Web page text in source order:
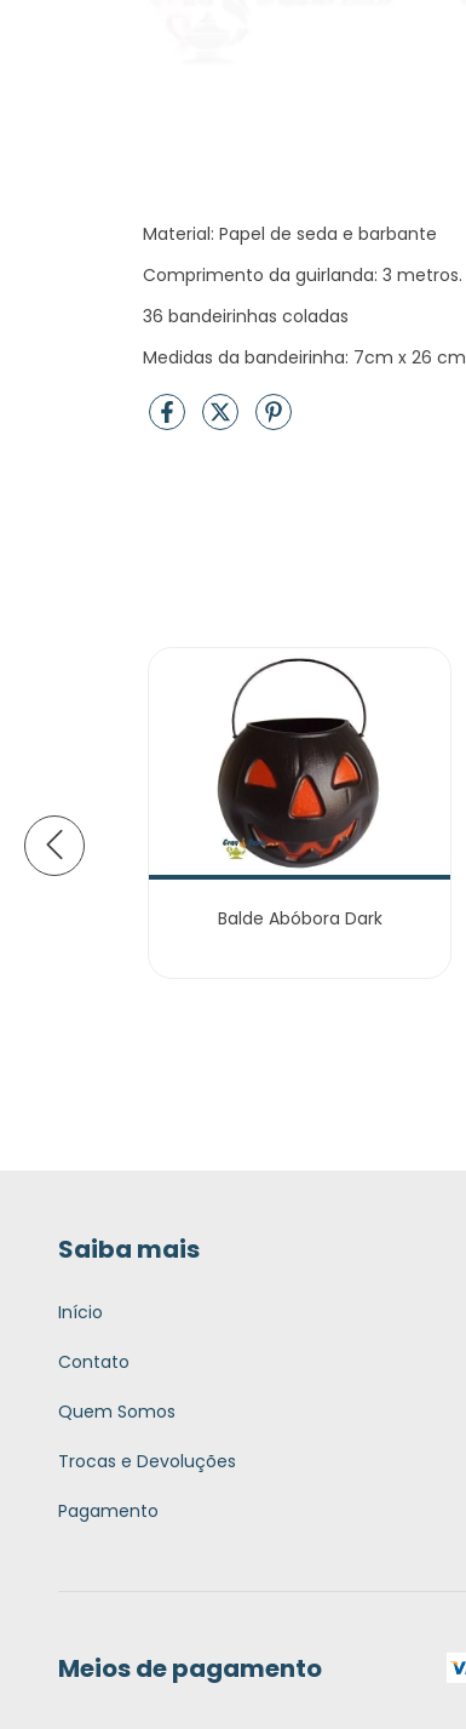
Material: Papel de seda e barbante
Comprimento da guirlanda: 3 metros.
36 bandeirinhas coladas
Medidas da bandeirinha: 7cm x 26 cm
Balde Abóbora Dark
Saiba mais
Início
Contato
Quem Somos
Trocas e Devoluções
Pagamento
Meios de pagamento